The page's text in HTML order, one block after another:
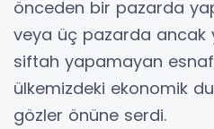
önceden bir pazarda
veya üç pazarda ancak
siftah yapamayan
ülkemizdeki ekonomik
gözler önüne serdi.